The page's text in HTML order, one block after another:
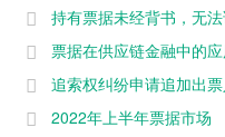
持有票据未经背书，无
回
票据在供应链金融中的
追索权纠纷申请追加出
许
2022年上半年票据市场